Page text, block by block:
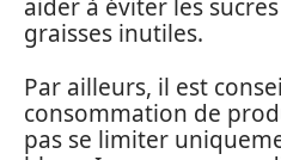
aider à éviter les
graisses inutiles.
Par ailleurs, il est
consommation de
pas se limiter